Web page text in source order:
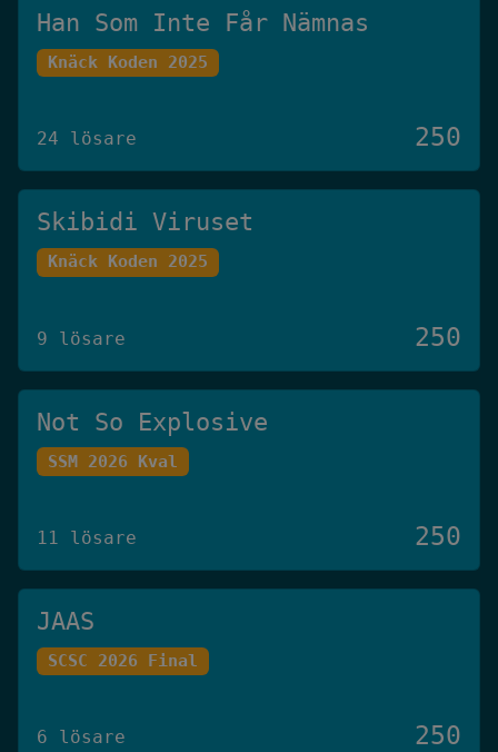
Han Som Inte Får Nämnas
Knäck Koden 2025
24 lösare 250
Skibidi Viruset
Knäck Koden 2025
9 lösare 250
Not So Explosive
SSM 2026 Kval
11 lösare 250
JAAS
SCSC 2026 Final
6 lösare 250